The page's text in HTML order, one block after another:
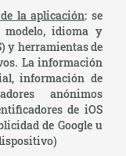
la aplicación: se
idioma y
y herramientas de
La información
información de
anónimos
de iOS
de Google u